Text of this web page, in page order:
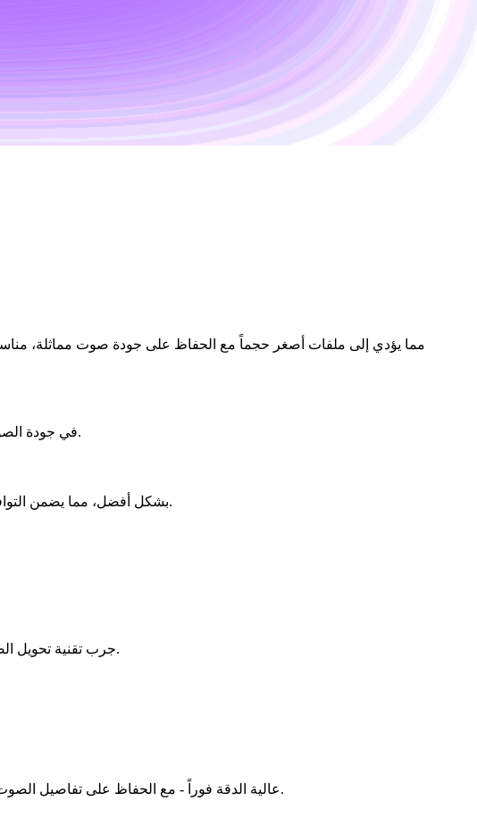
لنفس حجم الملف، عادةً ما يكون أداء OGG أفضل من MP3 في جودة الصوت، مناسب لعشاق الموسيقى أو معالجة الصوت الاحترافية.
بعض مشغلات الموسيقى مفتوحة المصدر، ومحركات الألعاب، أو تطبيقات الويب تدعم صيغة OGG بشكل أفضل، مما يضمن التوافق من خلال التحويل.
جرب تقنية تحويل الصوت المتقدمة - من الراحة القصوى إلى الجودة الاحترافية، مما يساعدك على تحويل الملفات الصوتية بسهولة مع نتائج استثنائية.
إنشاء ملفات OGG عالية الدقة فوراً - مع الحفاظ على تفاصيل الصوت دون فقدان، مما يضمن تلبية المخرجات للمعايير العالية لتشغيل الموسيقى، وتحرير الصوت، أو نشر العمل.